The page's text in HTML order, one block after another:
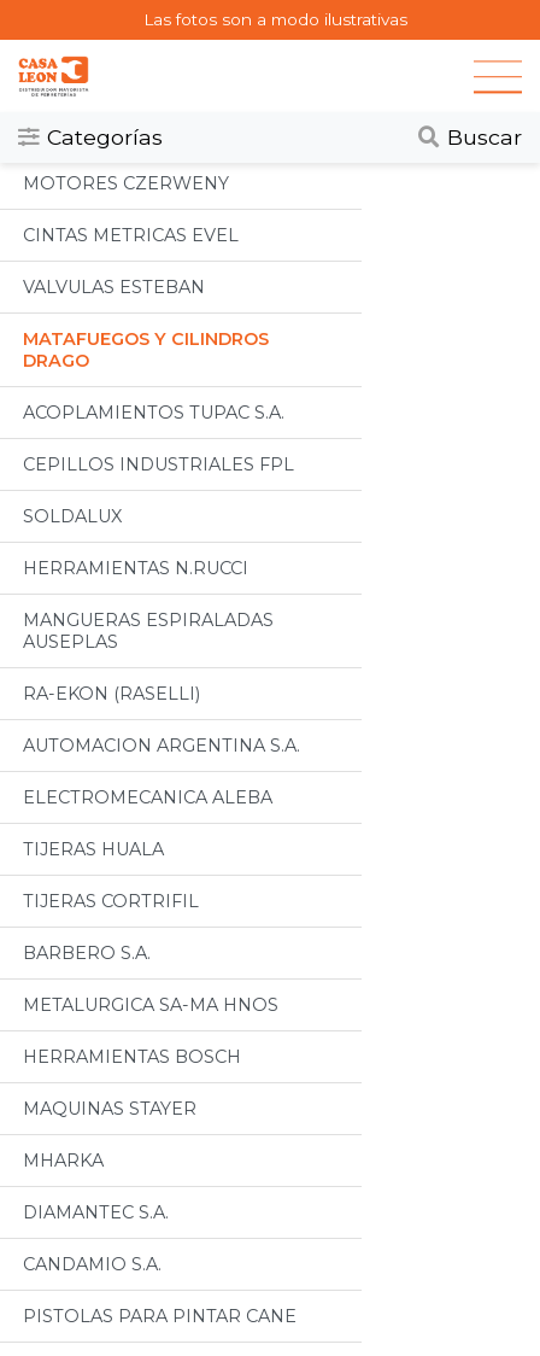
Las fotos son a modo ilustrativas
Categorías Buscar
Categorias
Todos
MOTORES CZERWENY
CINTAS METRICAS EVEL
VALVULAS ESTEBAN
MATAFUEGOS Y CILINDROS
DRAGO
ACOPLAMIENTOS TUPAC S.A.
CEPILLOS INDUSTRIALES FPL
SOLDALUX
HERRAMIENTAS N.RUCCI
MANGUERAS ESPIRALADAS
AUSEPLAS
RA-EKON (RASELLI)
AUTOMACION ARGENTINA S.A.
ELECTROMECANICA ALEBA
TIJERAS HUALA
TIJERAS CORTRIFIL
BARBERO S.A.
METALURGICA SA-MA HNOS
HERRAMIENTAS BOSCH
MAQUINAS STAYER
MHARKA
DIAMANTEC S.A.
CANDAMIO S.A.
PISTOLAS PARA PINTAR CANE